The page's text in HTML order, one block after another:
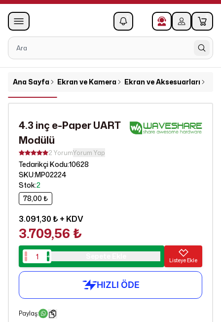
0
Ana Sayfa Ekran ve Kamera Ekran ve Aksesuarları
4.3 inç e-Paper UART
Modülü
2 YorumYorum Yap
Tedarikçi Kodu:10628
SKU:MP02224
Stok:2
78,00 ₺
3.091,30 ₺+ KDV
3.709,56 ₺
Listeye Ekle
Paylaş: